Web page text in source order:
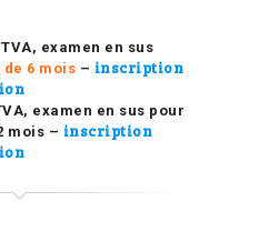
examen en sus
6 mois – inscription
examen en sus pour
mois – inscription